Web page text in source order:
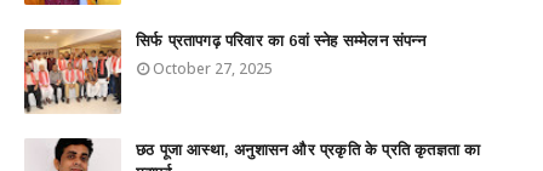
सिर्फ प्रतापगढ़ परिवार का 6वां स्नेह सम्मेलन संपन्न
October 27, 2025
छठ पूजा आस्था, अनुशासन और प्रकृति के प्रति कृतज्ञता का